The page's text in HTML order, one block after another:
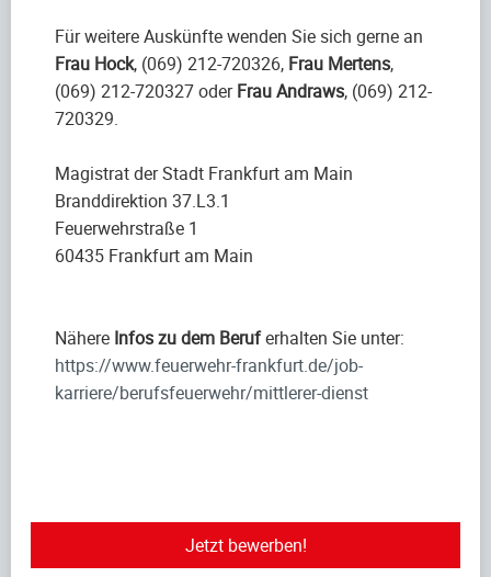
Für weitere Auskünfte wenden Sie sich gerne an
Frau Hock, (069) 212-720326, Frau Mertens,
(069) 212-720327 oderFrau Andraws, (069) 212-
720329.
Magistrat der Stadt Frankfurt am Main
Branddirektion 37.L3.1
Feuerwehrstraße 1
60435 Frankfurt am Main
Nähere Infos zu dem Beruferhalten Sie unter:
https://www.feuerwehr-frankfurt.de/job-
karriere/berufsfeuerwehr/mittlerer-dienst
Jetzt bewerben!